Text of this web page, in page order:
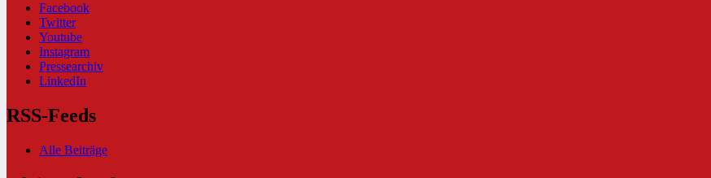
Facebook
Twitter
Youtube
Instagram
Pressearchiv
LinkedIn
RSS-Feeds
Alle Beiträge